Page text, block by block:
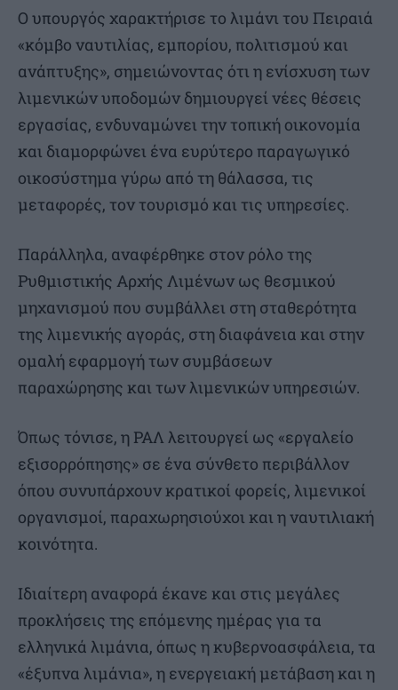
Ο υπουργός χαρακτήρισε το λιμάνι του Πειραιά
«κόμβο ναυτιλίας, εμπορίου, πολιτισμού και
ανάπτυξης», σημειώνοντας ότι η ενίσχυση των
λιμενικών υποδομών δημιουργεί νέες θέσεις
εργασίας, ενδυναμώνει την τοπική οικονομία
και διαμορφώνει ένα ευρύτερο παραγωγικό
οικοσύστημα γύρω από τη θάλασσα, τις
μεταφορές, τον τουρισμό και τις υπηρεσίες.
Παράλληλα, αναφέρθηκε στον ρόλο της
Ρυθμιστικής Αρχής Λιμένων ως θεσμικού
μηχανισμού που συμβάλλει στη σταθερότητα
της λιμενικής αγοράς, στη διαφάνεια και στην
ομαλή εφαρμογή των συμβάσεων
παραχώρησης και των λιμενικών υπηρεσιών.
Όπως τόνισε, η ΡΑΛ λειτουργεί ως «εργαλείο
εξισορρόπησης» σε ένα σύνθετο περιβάλλον
όπου συνυπάρχουν κρατικοί φορείς, λιμενικοί
οργανισμοί, παραχωρησιούχοι και η ναυτιλιακή
κοινότητα.
Ιδιαίτερη αναφορά έκανε και στις μεγάλες
προκλήσεις της επόμενης ημέρας για τα
ελληνικά λιμάνια, όπως η κυβερνοασφάλεια, τα
«έξυπνα λιμάνια», η ενεργειακή μετάβαση και η